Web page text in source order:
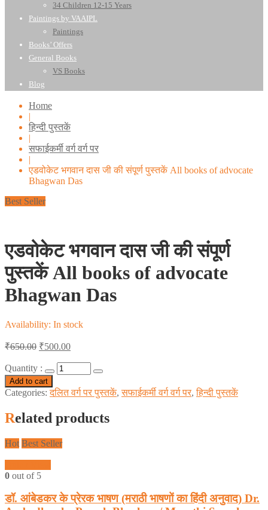
34 Children 12-15 Years
Paintings by VAAIPL
Paintings
Books’ Offers
General Books
VS Books
Blog
Home
|
हिन्दी पुस्तकें
|
सफाईकर्मी वर्ग वर्ग पर
|
एडवोकेट भगवान दास जी की संपूर्ण पुस्तकें All books of advocate
Bhagwan Das
Best Seller
एडवोकेट भगवान दास जी की संपूर्ण
पुस्तकें All books of advocate
Bhagwan Das
Availability: In stock
₹650.00 ₹500.00
Quantity :
Add to cart
Categories:दलित वर्ग पर पुस्तकें,सफाईकर्मी वर्ग वर्ग पर,हिन्दी पुस्तकें
Related products
Hot Best Seller
0 out of 5
डॉ. आंबेडकर के प्रेरक भाषण (मराठी भाषणों का हिंदी अनुवाद) Dr.